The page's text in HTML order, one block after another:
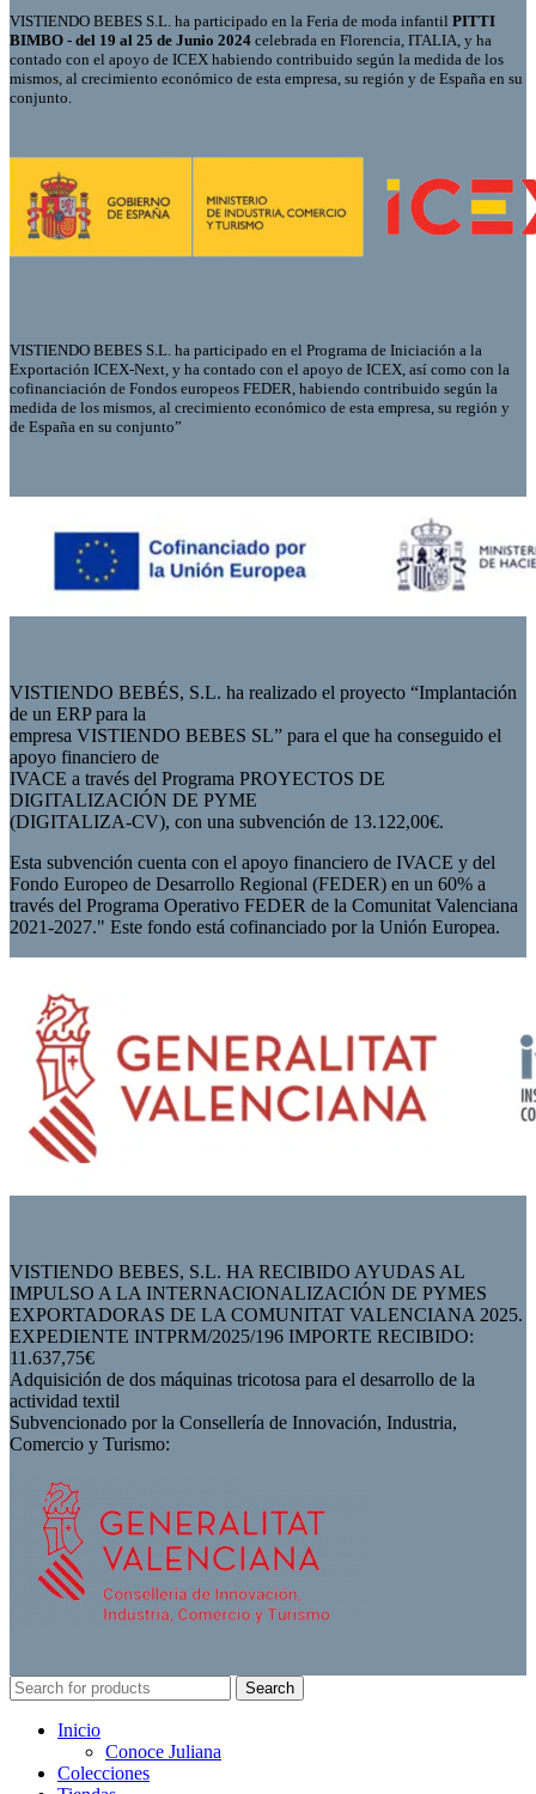
VISTIENDO BEBES S.L. ha participado en la Feria de moda infantil PITTI
BIMBO - del 19 al 25 de Junio 2024 celebrada en Florencia, ITALIA, y ha
contado con el apoyo de ICEX habiendo contribuido según la medida de los
mismos, al crecimiento económico de esta empresa, su región y de España en su
conjunto.
VISTIENDO BEBES S.L. ha participado en el Programa de Iniciación a la
Exportación ICEX-Next, y ha contado con el apoyo de ICEX, así como con la
cofinanciación de Fondos europeos FEDER, habiendo contribuido según la
medida de los mismos, al crecimiento económico de esta empresa, su región y
de España en su conjunto”
VISTIENDO BEBÉS, S.L. ha realizado el proyecto “Implantación
de un ERP para la
empresa VISTIENDO BEBES SL” para el que ha conseguido el
apoyo financiero de
IVACE a través del Programa PROYECTOS DE
DIGITALIZACIÓN DE PYME
(DIGITALIZA-CV), con una subvención de 13.122,00€.
Esta subvención cuenta con el apoyo financiero de IVACE y del
Fondo Europeo de Desarrollo Regional (FEDER) en un 60% a
través del Programa Operativo FEDER de la Comunitat Valenciana
2021-2027." Este fondo está cofinanciado por la Unión Europea.
VISTIENDO BEBES, S.L. HA RECIBIDO AYUDAS AL
IMPULSO A LA INTERNACIONALIZACIÓN DE PYMES
EXPORTADORAS DE LA COMUNITAT VALENCIANA 2025.
EXPEDIENTE INTPRM/2025/196 IMPORTE RECIBIDO:
11.637,75€
Adquisición de dos máquinas tricotosa para el desarrollo de la
actividad textil
Subvencionado por la Consellería de Innovación, Industria,
Comercio y Turismo:
Search
Inicio
Conoce Juliana
Colecciones